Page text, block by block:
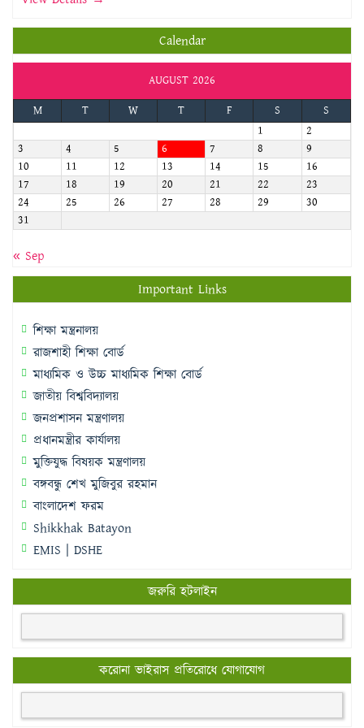
Calendar
AUGUST 2026
M
T W T F S
S
1
2
3
4 5 6 7 8
9
10
11 12 13 14 15
16
17
18 19 20 21 22
23
24
25 26 27 28 29
30
31
« Sep
Important Links
শিক্ষা মন্ত্রনালয়
রাজশাহী শিক্ষা বোর্ড
মাধ্যমিক ও উচ্চ মাধ্যমিক শিক্ষা বোর্ড
জাতীয় বিশ্ববিদ্যালয়
জনপ্রশাসন মন্ত্রণালয়
প্রধানমন্ত্রীর কার্যালয়
মুক্তিযুদ্ধ বিষয়ক মন্ত্রণালয়
বঙ্গবন্ধু শেখ মুজিবুর রহমান
বাংলাদেশ ফরম
Shikkhak Batayon
EMIS | DSHE
জরুরি হটলাইন
করোনা ভাইরাস প্রতিরোধে যোগাযোগ